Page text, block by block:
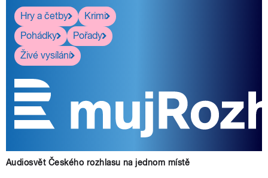
Hry a četby
Krimi
Pohádky
Pořady
Živé vysílání
Audiosvět Českého rozhlasu na jednom místě